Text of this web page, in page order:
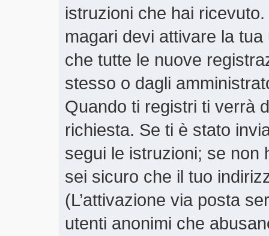
istruzioni che hai
magari devi attivare la
che tutte le nuove
stesso o dagli
Quando ti registri ti verrà
richiesta. Se ti è stato
segui le istruzioni; se non
sei sicuro che il tuo
(L’attivazione via posta
utenti anonimi che